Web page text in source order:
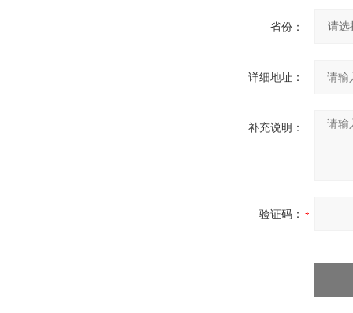
省份：
详细地址：
补充说明：
验证码：